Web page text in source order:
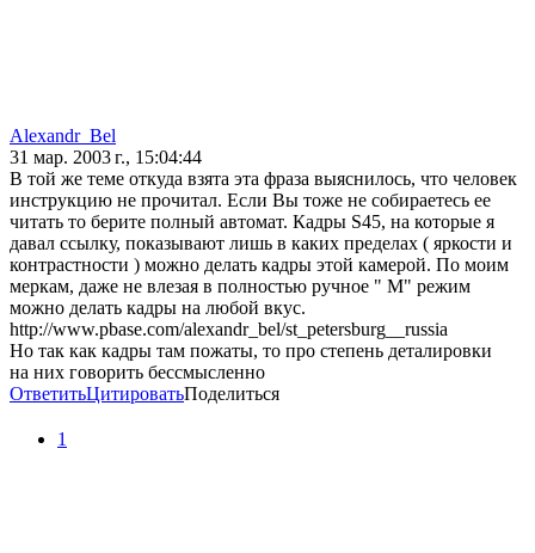
Alexandr_Bel
31 мар. 2003 г., 15:04:44
В той же теме откуда взята эта фраза выяснилось, что человек
инструкцию не прочитал. Если Вы тоже не собираетесь ее
читать то берите полный автомат. Кадры S45, на которые я
давал ссылку, показывают лишь в каких пределах ( яркости и
контрастности ) можно делать кадры этой камерой. По моим
меркам, даже не влезая в полностью ручное " М" режим
можно делать кадры на любой вкус.
http://www.pbase.com/alexandr_bel/st_petersburg__russia
Но так как кадры там пожаты, то про степень деталировки
на них говорить бессмысленно
ОтветитьЦитироватьПоделиться
1